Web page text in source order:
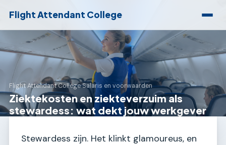
Flight Attendant College
Flight Attendant College›Salaris en voorwaarden
Ziektekosten en ziekteverzuim als
stewardess: wat dekt jouw werkgever
Stewardess zijn. Het klinkt glamoureus, en